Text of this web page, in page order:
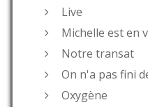
Live
Michelle est en
Notre transat
On n'a pas fini
Oxygène